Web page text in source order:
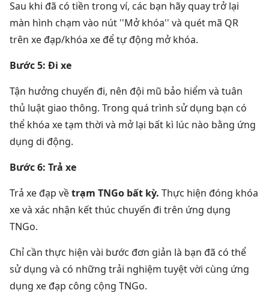
Sau khi đã có tiền trong ví, các bạn hãy quay trở lại
màn hình chạm vào nút ''Mở khóa'' và quét mã QR
trên xe đạp/khóa xe để tự động mở khóa.
Bước 5: Đi xe
Tận hưởng chuyến đi, nên đội mũ bảo hiểm và tuân
thủ luật giao thông. Trong quá trình sử dụng bạn có
thể khóa xe tạm thời và mở lại bất kì lúc nào bằng ứng
dụng di động.
Bước 6: Trả xe
Trả xe đạp vềtrạm TNGo bất kỳ. Thực hiện đóng khóa
xe và xác nhận kết thúc chuyến đi trên ứng dụng
TNGo.
Chỉ cần thực hiện vài bước đơn giản là bạn đã có thể
sử dụng và có những trải nghiệm tuyệt vời cùng ứng
dụng xe đạp công cộng TNGo.